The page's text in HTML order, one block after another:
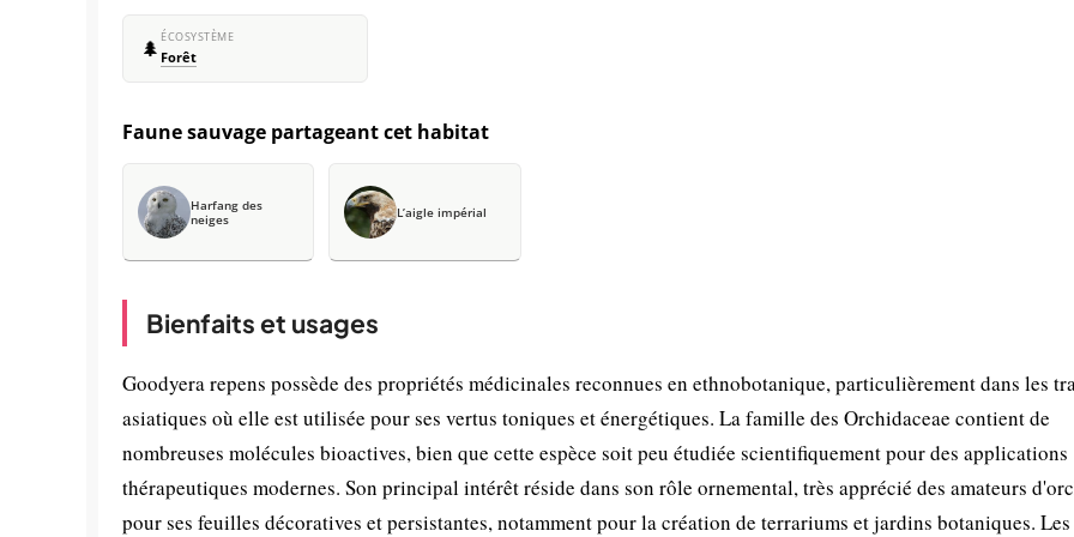
🌲 ÉCOSYSTÈME
Forêt
Faune sauvage partageant cet habitat
Harfang des
neiges
L’aigle impérial
Bienfaits et usages
Goodyera repens possède des propriétés médicinales reconnues en ethnobotanique, particulièrement dans les
asiatiques où elle est utilisée pour ses vertus toniques et énergétiques. La famille des Orchidaceae contient de
nombreuses molécules bioactives, bien que cette espèce soit peu étudiée scientifiquement pour des applications
thérapeutiques modernes. Son principal intérêt réside dans son rôle ornemental, très apprécié des amateurs
pour ses feuilles décoratives et persistantes, notamment pour la création de terrariums et jardins botaniques. Les